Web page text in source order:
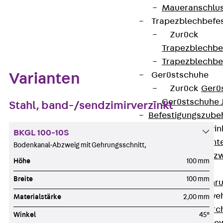
Zurück
Gerüstschuhe
Zurück
Gerüstschuhe
Bewehrung
Zurück
Varianten
Stahl, band-/sendzimirverzinkt
BKGL 100-10S
Bodenkanal-Abzweig mit Gehrungsschnitt,
Höhe 100 mm
Breite 100 mm
Materialstärke 2,00 mm
Winkel 45°